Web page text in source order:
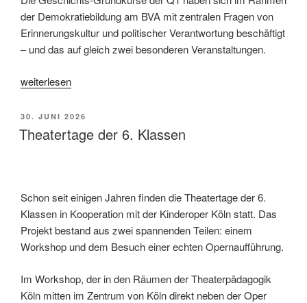
der Demokratiebildung am BVA mit zentralen Fragen von
Erinnerungskultur und politischer Verantwortung beschäftigt
– und das auf gleich zwei besonderen Veranstaltungen.
„Demokratiebildung
BVA
–
diskutieren “
weiterlesen
VERÖFFENTLICHT
AM
30. JUNI 2026
Theatertage der 6. Klassen
Schon seit einigen Jahren finden die Theatertage der 6.
Klassen in Kooperation mit der Kinderoper Köln statt. Das
Projekt bestand aus zwei spannenden Teilen: einem
Workshop und dem Besuch einer echten Opernaufführung.
Im Workshop, der in den Räumen der Theaterpädagogik
Köln mitten im Zentrum von Köln direkt neben der Oper